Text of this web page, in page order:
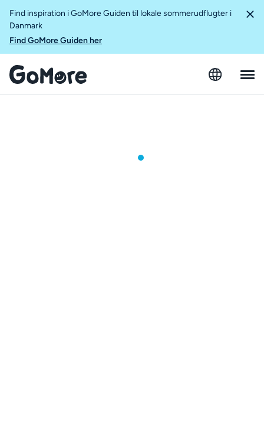
Find inspiration i GoMore Guiden til lokale sommerudflugter i
Danmark
Find GoMore Guiden her